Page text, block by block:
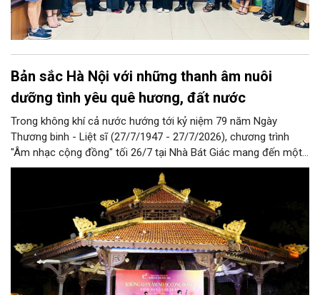
Bản sắc Hà Nội với những thanh âm nuôi
dưỡng tình yêu quê hương, đất nước
Trong không khí cả nước hướng tới kỷ niệm 79 năm Ngày
Thương binh - Liệt sĩ (27/7/1947 - 27/7/2026), chương trình
"Âm nhạc cộng đồng" tối 26/7 tại Nhà Bát Giác mang đến một
đêm biểu diễn giàu ý nghĩa với những ca khúc về quê hương,
đất nước, hòa bình và khát vọng tuổi trẻ. Không chỉ đáp ứng
nhu cầu thưởng thức nghệ thuật của người dân, chương trình
còn góp phần lan tỏa truyền thống yêu nước, lòng biết ơn các
thế hệ cha anh đã hy sinh vì độc lập, tự do của dân tộc.